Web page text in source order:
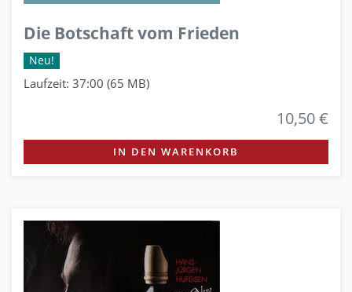
Die Botschaft vom Frieden
Neu!
Laufzeit: 37:00 (65 MB)
10,50 €
IN DEN WARENKORB